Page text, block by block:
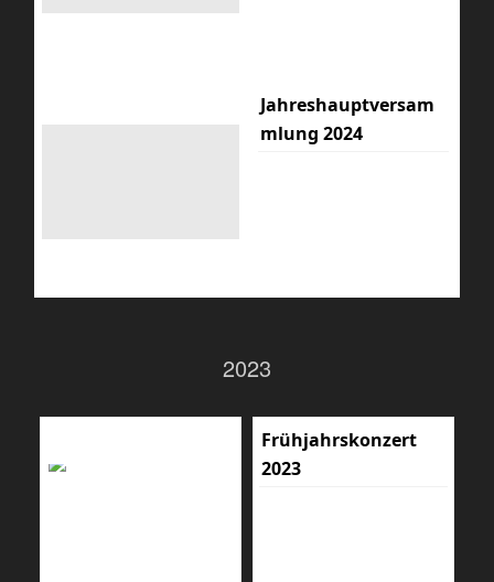
Jahreshauptversam
mlung 2024
2023
Frühjahrskonzert
2023